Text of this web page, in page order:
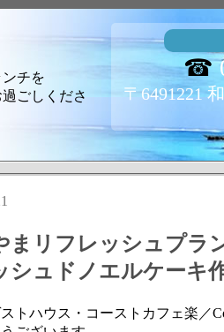
チを
ごしくださ
☎
〒6491221
まリフレッシュプ
シュドノエルケーキ
トハウス・コーストカフェ楽／